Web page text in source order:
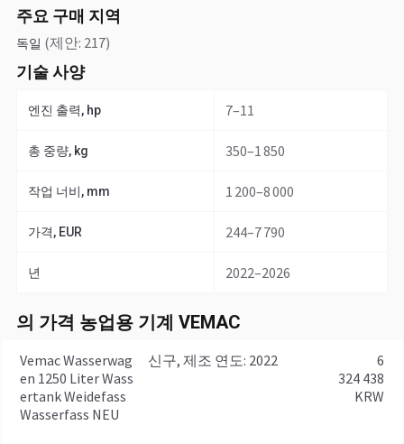
주요 구매 지역
독일 (제안: 217)
기술 사양
엔진 출력, hp 7–11
총 중량, kg 350–1 850
작업 너비, mm 1 200–8 000
가격, EUR 244–7 790
년 2022–2026
의 가격 농업용 기계 VEMAC
Vemac Wasserwag
en 1250 Liter Wass
ertank Weidefass
Wasserfass NEU
신구, 제조 연도: 2022
6
324 438
KRW